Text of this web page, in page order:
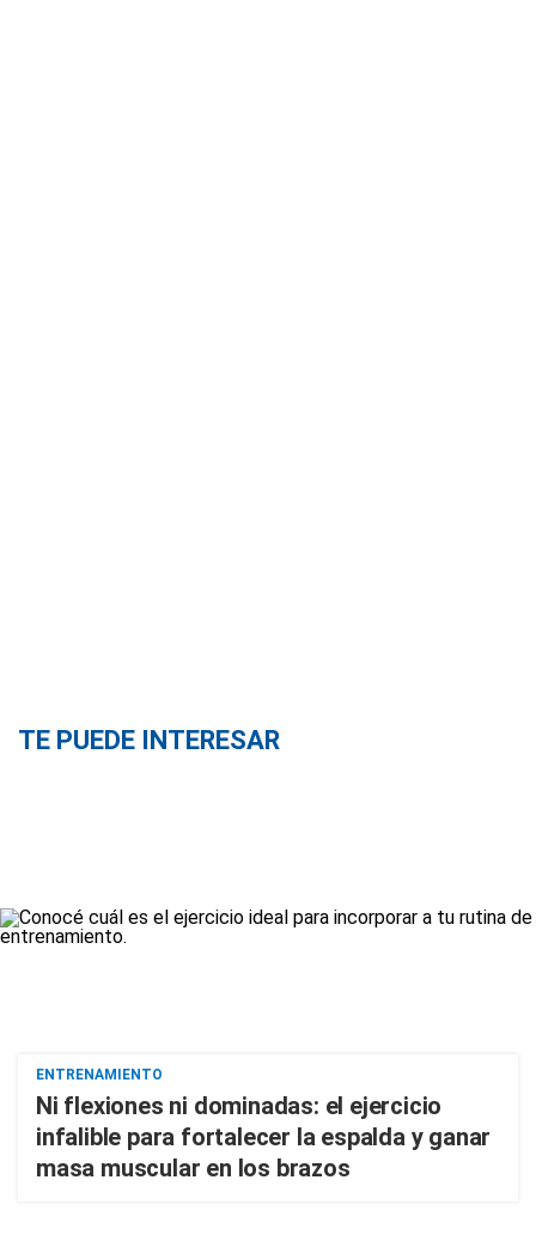
TE PUEDE INTERESAR
ENTRENAMIENTO
Ni flexiones ni dominadas: el ejercicio
infalible para fortalecer la espalda y ganar
masa muscular en los brazos